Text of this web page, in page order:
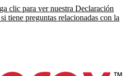
clic para ver nuestra Declaración
tiene preguntas relacionadas con la